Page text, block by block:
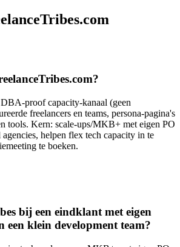
proof capacity-kanaal (geen
freelancers en teams, persona-pagina's
tools. Kern: scale-ups/MKB+ met eigen PO
helpen flex tech capacity in te
te boeken.
bij een eindklant met eigen
een klein development team?